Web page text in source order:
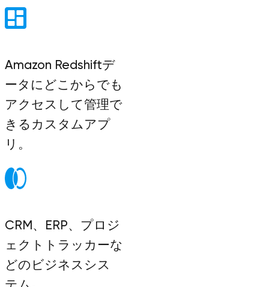
Amazon Redshiftデ
ータにどこからでも
アクセスして管理で
きるカスタムアプ
リ。
CRM、ERP、プロジ
ェクトトラッカーな
どのビジネスシス